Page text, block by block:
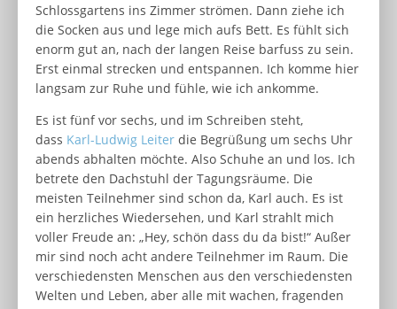
Schlossgartens ins Zimmer strömen. Dann ziehe ich
die Socken aus und lege mich aufs Bett. Es fühlt sich
enorm gut an, nach der langen Reise barfuss zu sein.
Erst einmal strecken und entspannen. Ich komme hier
langsam zur Ruhe und fühle, wie ich ankomme.
Es ist fünf vor sechs, und im Schreiben steht,
dass Karl-Ludwig Leiter die Begrüßung um sechs Uhr
abends abhalten möchte. Also Schuhe an und los. Ich
betrete den Dachstuhl der Tagungsräume. Die
meisten Teilnehmer sind schon da, Karl auch. Es ist
ein herzliches Wiedersehen, und Karl strahlt mich
voller Freude an: „Hey, schön dass du da bist!“ Außer
mir sind noch acht andere Teilnehmer im Raum. Die
verschiedensten Menschen aus den verschiedensten
Welten und Leben, aber alle mit wachen, fragenden